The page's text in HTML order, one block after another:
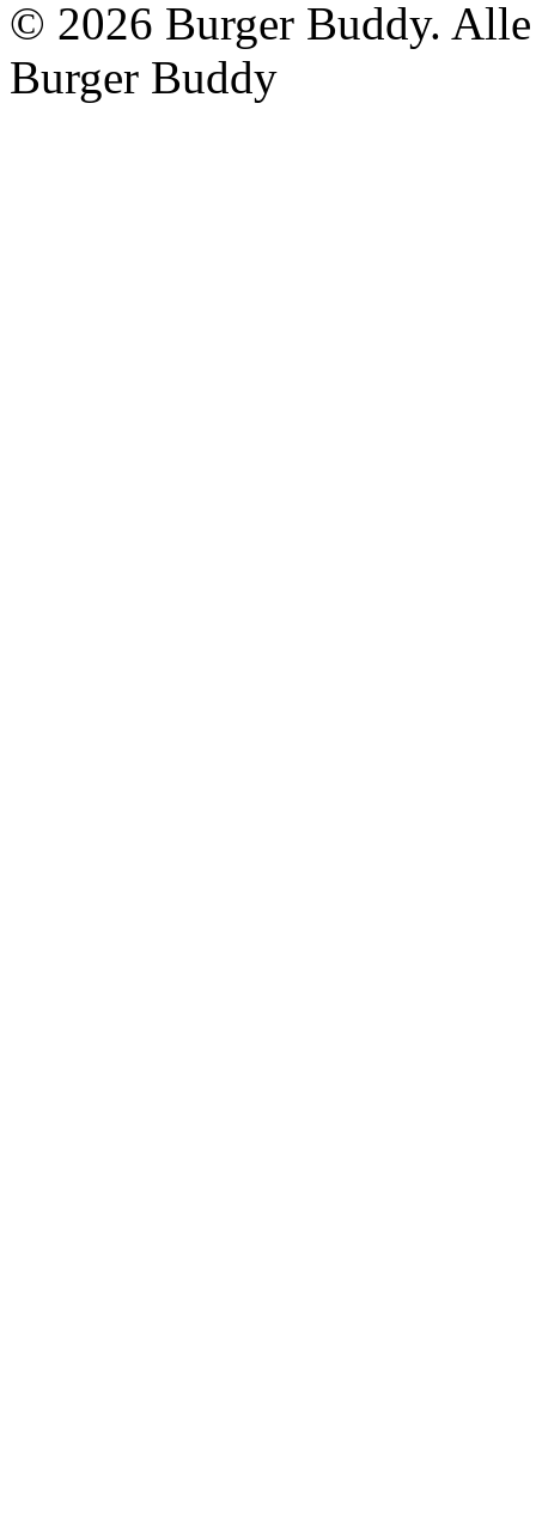
© 2026 Burger Buddy.
Burger Buddy